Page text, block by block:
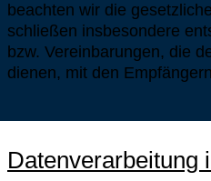
beachten wir die
schließen insbesondere
bzw. Vereinbarungen, die
dienen, mit den
Datenverarbeitung